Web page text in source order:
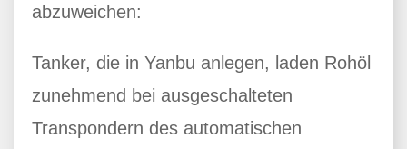
abzuweichen:
Tanker, die in Yanbu anlegen, laden Rohöl
zunehmend bei ausgeschalteten
Transpondern des automatischen